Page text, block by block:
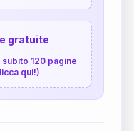
gratuite
120 pagine
qui!)